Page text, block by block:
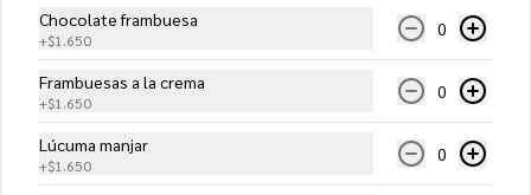
Del campo (Familiar)
Salsa de tomates, mozzarella, carne,
Chocolate frambuesa
+$1.650
0
Frambuesas a la crema
+$1.650
0
Lúcuma manjar
+$1.650
0